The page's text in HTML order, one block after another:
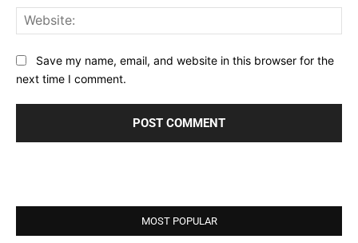
Save my name, email, and website in this browser for the
next time I comment.
MOST POPULAR